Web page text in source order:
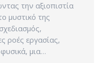
την αξιοπιστία
μυστικό της
ροές εργασίας,
μια…